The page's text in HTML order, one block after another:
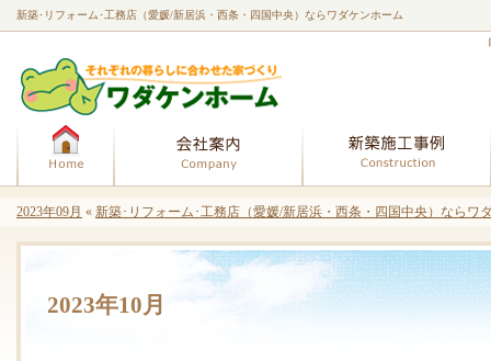
2023年10月
新築･リフォーム･工務店（愛媛/新居浜・西条・四国中央）ならワダケンホーム
2023年09月 « 新築･リフォーム･工務店（愛媛/新居浜・西条・四国中央）ならワ